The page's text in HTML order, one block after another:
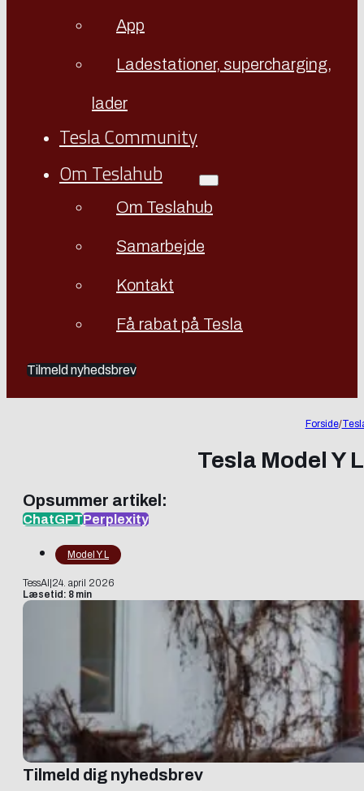
App
Ladestationer, supercharging,
lader
Tesla Community
Om Teslahub
Om Teslahub
Samarbejde
Kontakt
Få rabat på Tesla
Tilmeld nyhedsbrev
Forside/
Tesla Model Y
Opsummer artikel:
ChatGPTPerplexity
Model Y L
TessAI 24. april 2026
Læsetid: 8 min
Tilmeld dig nyhedsbrev